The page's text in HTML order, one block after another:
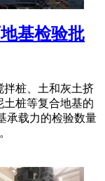
基检验批
拌桩、土和灰土挤
土桩等复合地基的
承载力的检验数量